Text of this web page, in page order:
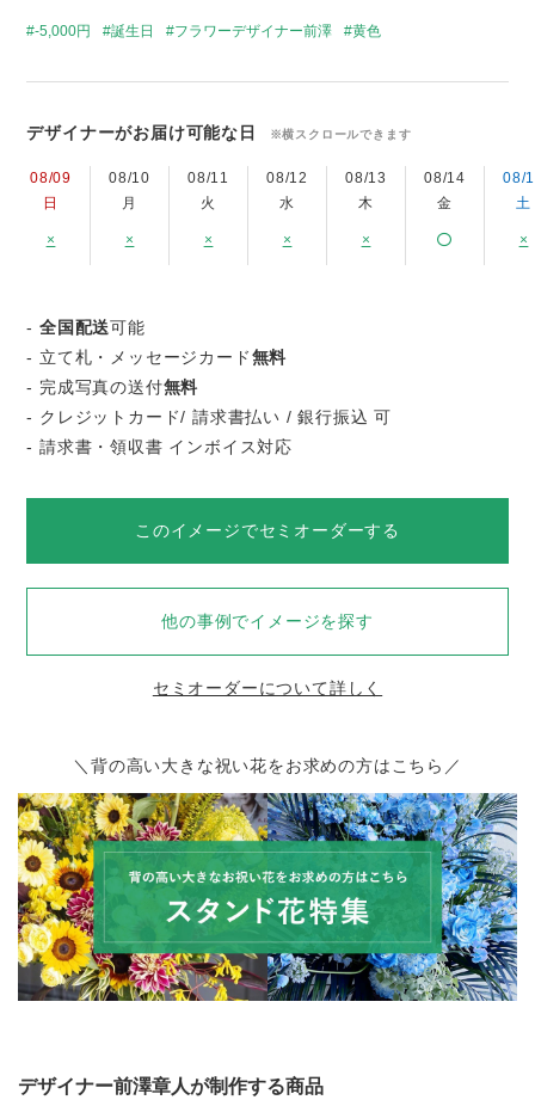
-5,000円 誕生日 フラワーデザイナー前澤 黄色
デザイナーがお届け可能な日 ※横スクロールできます
08/09
日
×
08/10
月
×
08/11
火
×
08/12
水
×
08/13
木
×
08/14
金
08/
土
×
-全国配送可能
- 立て札・メッセージカード無料
- 完成写真の送付無料
- クレジットカード/ 請求書払い / 銀行振込 可
- 請求書・領収書 インボイス対応
このイメージでセミオーダーする
他の事例でイメージを探す
セミオーダーについて詳しく
＼背の高い大きな祝い花をお求めの方はこちら／
デザイナー前澤章人が制作する商品